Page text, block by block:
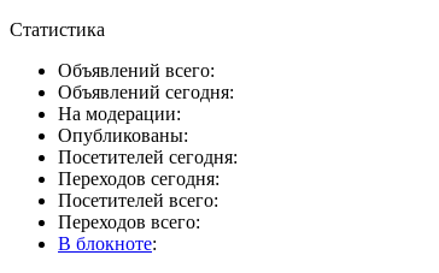
Статистика
Объявлений всего:
Объявлений сегодня:
На модерации:
Опубликованы:
Посетителей сегодня:
Переходов сегодня:
Посетителей всего:
Переходов всего:
В блокноте: